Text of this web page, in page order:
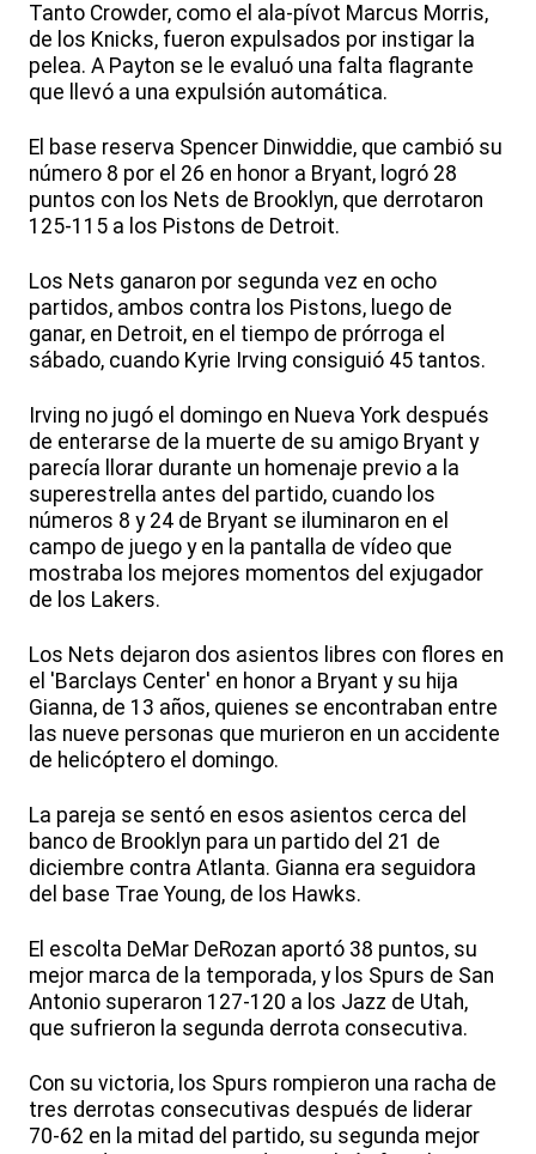
Tanto Crowder, como el ala-pívot Marcus Morris,
de los Knicks, fueron expulsados por instigar la
pelea. A Payton se le evaluó una falta flagrante
que llevó a una expulsión automática.
El base reserva Spencer Dinwiddie, que cambió su
número 8 por el 26 en honor a Bryant, logró 28
puntos con los Nets de Brooklyn, que derrotaron
125-115 a los Pistons de Detroit.
Los Nets ganaron por segunda vez en ocho
partidos, ambos contra los Pistons, luego de
ganar, en Detroit, en el tiempo de prórroga el
sábado, cuando Kyrie Irving consiguió 45 tantos.
Irving no jugó el domingo en Nueva York después
de enterarse de la muerte de su amigo Bryant y
parecía llorar durante un homenaje previo a la
superestrella antes del partido, cuando los
números 8 y 24 de Bryant se iluminaron en el
campo de juego y en la pantalla de vídeo que
mostraba los mejores momentos del exjugador
de los Lakers.
Los Nets dejaron dos asientos libres con flores en
el 'Barclays Center' en honor a Bryant y su hija
Gianna, de 13 años, quienes se encontraban entre
las nueve personas que murieron en un accidente
de helicóptero el domingo.
La pareja se sentó en esos asientos cerca del
banco de Brooklyn para un partido del 21 de
diciembre contra Atlanta. Gianna era seguidora
del base Trae Young, de los Hawks.
El escolta DeMar DeRozan aportó 38 puntos, su
mejor marca de la temporada, y los Spurs de San
Antonio superaron 127-120 a los Jazz de Utah,
que sufrieron la segunda derrota consecutiva.
Con su victoria, los Spurs rompieron una racha de
tres derrotas consecutivas después de liderar
70-62 en la mitad del partido, su segunda mejor